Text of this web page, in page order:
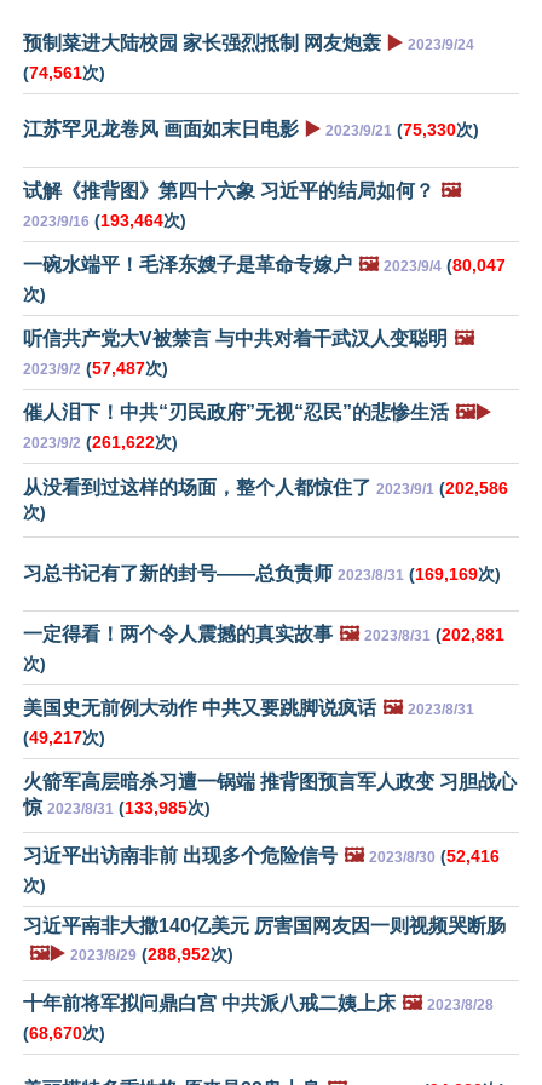
预制菜进大陆校园 家长强烈抵制 网友炮轰 ▶️ 2023/9/24
(74,561次)
江苏罕见龙卷风 画面如末日电影 ▶️ 2023/9/21 (75,330次)
试解《推背图》第四十六象 习近平的结局如何？ 🖼️
2023/9/16 (193,464次)
一碗水端平！毛泽东嫂子是革命专嫁户 🖼️ 2023/9/4 (80,047
次)
听信共产党大V被禁言 与中共对着干武汉人变聪明 🖼️
2023/9/2 (57,487次)
催人泪下！中共“刃民政府”无视“忍民”的悲惨生活 🖼️▶️
2023/9/2 (261,622次)
从没看到过这样的场面，整个人都惊住了 2023/9/1 (202,586
次)
习总书记有了新的封号——总负责师 2023/8/31 (169,169次)
一定得看！两个令人震撼的真实故事 🖼️ 2023/8/31 (202,881
次)
美国史无前例大动作 中共又要跳脚说疯话 🖼️ 2023/8/31
(49,217次)
火箭军高层暗杀习遭一锅端 推背图预言军人政变 习胆战心
惊 2023/8/31 (133,985次)
习近平出访南非前 出现多个危险信号 🖼️ 2023/8/30 (52,416
次)
习近平南非大撒140亿美元 厉害国网友因一则视频哭断肠
🖼️▶️ 2023/8/29 (288,952次)
十年前将军拟问鼎白宫 中共派八戒二姨上床 🖼️ 2023/8/28
(68,670次)